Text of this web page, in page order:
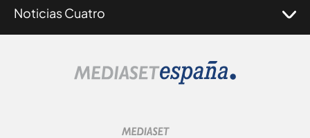
Noticias Cuatro